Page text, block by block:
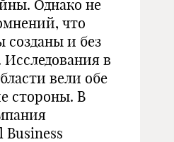
Однако не
что
и без
Исследования в
вели обе
стороны. В